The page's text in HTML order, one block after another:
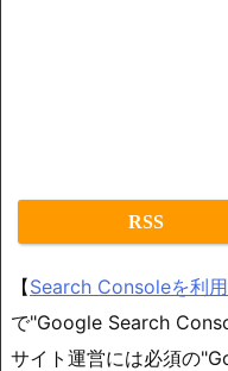
RSS
【Search Consoleを利
で"Google Search
サイト運営には必須の